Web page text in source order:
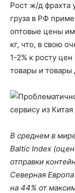
Рост ж/д фрахта
груза в РФ
оптовые цены
кг, что, в свою
1-2% к росту
товары и товары
В среднем в
Baltic Index
отправки
Северная
на 44% от